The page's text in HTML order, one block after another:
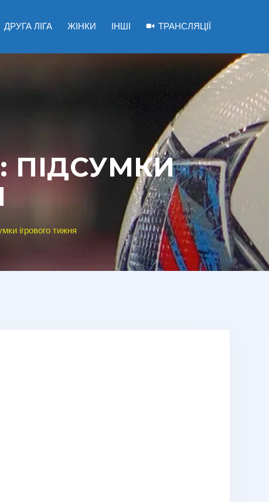
ДРУГА ЛІГА ЖІНКИ ІНШІ ТРАНСЛЯЦІЇ
ПІДСУМКИ
ігрового тижня